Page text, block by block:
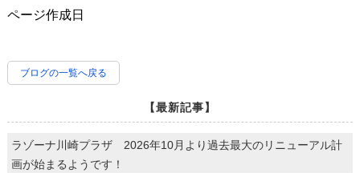
ページ作成日
ブログの一覧へ戻る
【最新記事】
ラゾーナ川崎プラザ 2026年10月より過去最大のリニューアル計
画が始まるようです！